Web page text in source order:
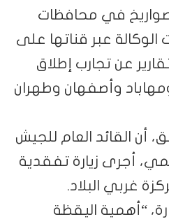
صواريخ في محافظات
الوكالة عبر قناتها على
عن تجارب إطلاق
وأصفهان وطهران
أن القائد العام للجيش
أجرى زيارة تفقدية
غربي البلاد.
“أهمية اليقظة